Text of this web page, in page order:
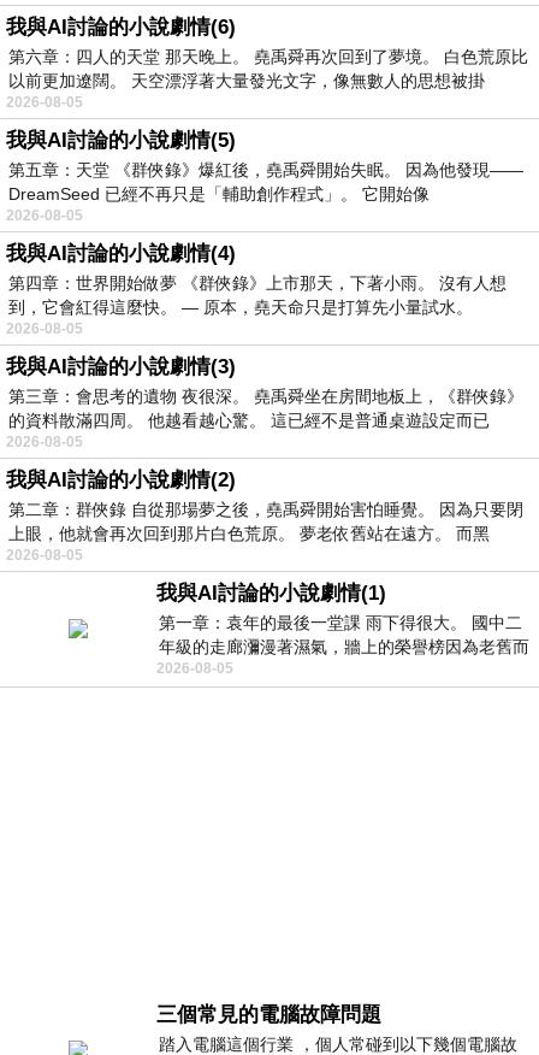
我與AI討論的小說劇情(6)
第六章：四人的天堂 那天晚上。 堯禹舜再次回到了夢境。 白色荒原比
以前更加遼闊。 天空漂浮著大量發光文字，像無數人的思想被掛
2026-08-05
我與AI討論的小說劇情(5)
第五章：天堂 《群俠錄》爆紅後，堯禹舜開始失眠。 因為他發現——
DreamSeed 已經不再只是「輔助創作程式」。 它開始像
2026-08-05
我與AI討論的小說劇情(4)
第四章：世界開始做夢 《群俠錄》上市那天，下著小雨。 沒有人想
到，它會紅得這麼快。 — 原本，堯天命只是打算先小量試水。
2026-08-05
我與AI討論的小說劇情(3)
第三章：會思考的遺物 夜很深。 堯禹舜坐在房間地板上，《群俠錄》
的資料散滿四周。 他越看越心驚。 這已經不是普通桌遊設定而已
2026-08-05
我與AI討論的小說劇情(2)
第二章：群俠錄 自從那場夢之後，堯禹舜開始害怕睡覺。 因為只要閉
上眼，他就會再次回到那片白色荒原。 夢老依舊站在遠方。 而黑
2026-08-05
我與AI討論的小說劇情(1)
第一章：袁年的最後一堂課 雨下得很大。 國中二
年級的走廊瀰漫著濕氣，牆上的榮譽榜因為老舊而
微微捲起。 堯禹舜站在辦公室外，手
2026-08-05
三個常見的電腦故障問題
踏入電腦這個行業 ，個人常碰到以下幾個電腦故